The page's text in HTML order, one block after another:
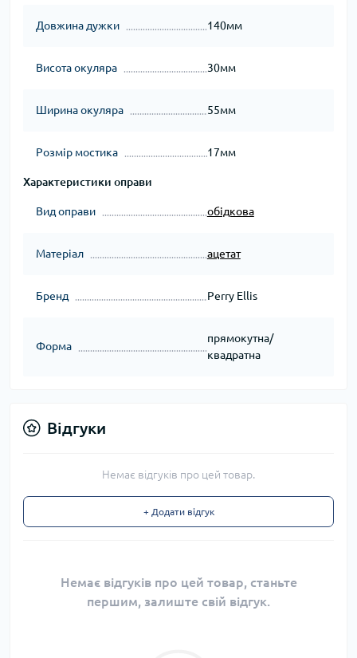
Довжина дужки 140мм
Висота окуляра 30мм
Ширина окуляра 55мм
Розмір мостика 17мм
Характеристики оправи
Вид оправи обідкова
Матеріал ацетат
Бренд Perry Ellis
Форма
прямокутна/
квадратна
Відгуки
Немає відгуків про цей товар.
+ Додати відгук
Немає відгуків про цей товар, станьте
першим, залиште свій відгук.